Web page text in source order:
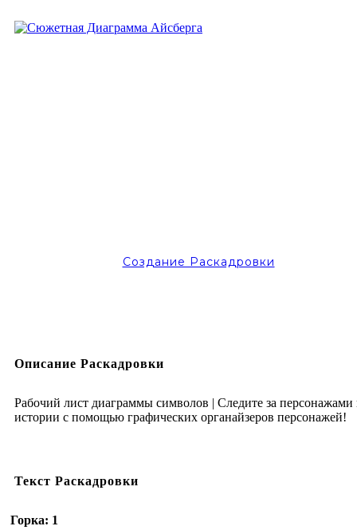
Создание Раскадровки
Описание Раскадровки
Рабочий лист диаграммы символов | Следите за персонажами
истории с помощью графических органайзеров персонажей!
Текст Раскадровки
Горка: 1